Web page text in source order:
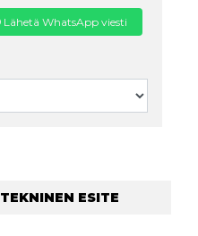
Lähetä WhatsApp viesti
TEKNINEN ESITE